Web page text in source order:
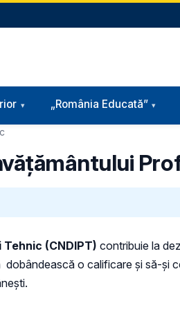
„România Educată”
(CNDIPT) contribuie la
o calificare și să-și